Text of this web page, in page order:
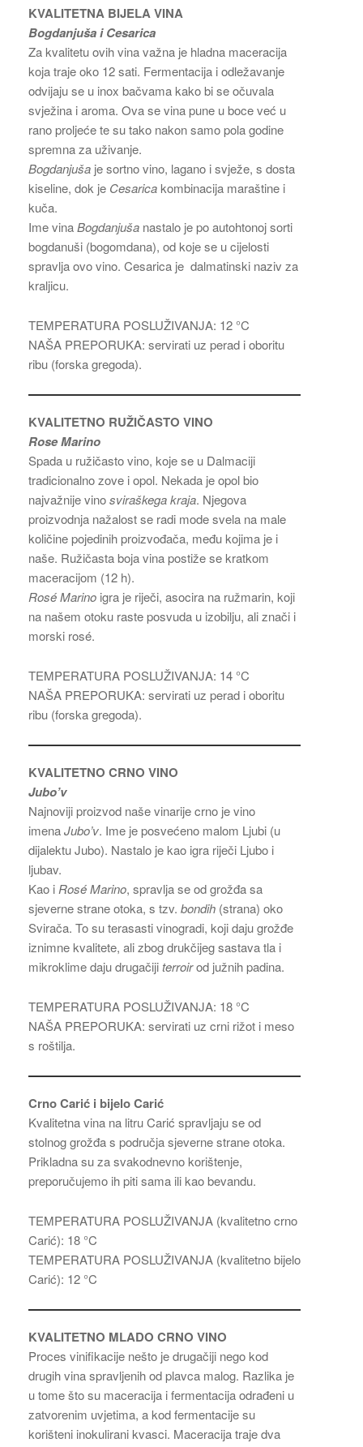
KVALITETNA BIJELA VINA
Bogdanjuša i Cesarica
Za kvalitetu ovih vina važna je hladna maceracija
koja traje oko 12 sati. Fermentacija i odležavanje
odvijaju se u inox bačvama kako bi se očuvala
svježina i aroma. Ova se vina pune u boce već u
rano proljeće te su tako nakon samo pola godine
spremna za uživanje.
Bogdanjuša je sortno vino, lagano i svježe, s dosta
kiseline, dok je Cesarica kombinacija maraštine i
kuča.
Ime vinaBogdanjuša nastalo je po autohtonoj sorti
bogdanuši (bogomdana), od koje se u cijelosti
spravlja ovo vino. Cesarica je dalmatinski naziv za
kraljicu.
TEMPERATURA POSLUŽIVANJA: 12 °C
NAŠA PREPORUKA: servirati uz perad i oboritu
ribu (forska gregoda).
KVALITETNO RUŽIČASTO VINO
Rose Marino
Spada u ružičasto vino, koje se u Dalmaciji
tradicionalno zove i opol. Nekada je opol bio
najvažnije vinosviraškega kraja. Njegova
proizvodnja nažalost se radi mode svela na male
količine pojedinih proizvođača, među kojima je i
naše. Ružičasta boja vina postiže se kratkom
maceracijom (12 h).
Rosé Marino igra je riječi, asocira na ružmarin, koji
na našem otoku raste posvuda u izobilju, ali znači i
morski rosé.
TEMPERATURA POSLUŽIVANJA: 14 °C
NAŠA PREPORUKA: servirati uz perad i oboritu
ribu (forska gregoda).
KVALITETNO CRNO VINO
Jubo’v
Najnoviji proizvod naše vinarije crno je vino
imenaJubo’v. Ime je posvećeno malom Ljubi (u
dijalektu Jubo). Nastalo je kao igra riječi Ljubo i
ljubav.
Kao i Rosé Marino, spravlja se od grožđa sa
sjeverne strane otoka, s tzv. bondih (strana) oko
Svirača. To su terasasti vinogradi, koji daju grožđe
iznimne kvalitete, ali zbog drukčijeg sastava tla i
mikroklime daju drugačijiterroirod južnih padina.
TEMPERATURA POSLUŽIVANJA: 18 °C
NAŠA PREPORUKA: servirati uz crni rižot i meso
s roštilja.
Crno Carić i bijelo Carić
Kvalitetna vina na litru Carić spravljaju se od
stolnog grožđa s područja sjeverne strane otoka.
Prikladna su za svakodnevno korištenje,
preporučujemo ih piti sama ili kao bevandu.
TEMPERATURA POSLUŽIVANJA (kvalitetno crno
Carić): 18 °C
TEMPERATURA POSLUŽIVANJA (kvalitetno bijelo
Carić): 12 °C
KVALITETNO MLADO CRNO VINO
Proces vinifikacije nešto je drugačiji nego kod
drugih vina spravljenih od plavca malog. Razlika je
u tome što su maceracija i fermentacija odrađeni u
zatvorenim uvjetima, a kod fermentacije su
korišteni inokulirani kvasci. Maceracija traje dva